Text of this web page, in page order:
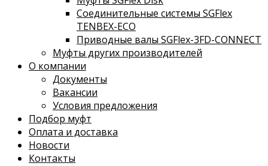
Соединительные системы SGFlex
TENBEX-ECO
Приводные валы SGFlex-3FD-CONNECT
Муфты других производителей
О компании
Документы
Вакансии
Условия предложения
Подбор муфт
Оплата и доставка
Новости
Контакты